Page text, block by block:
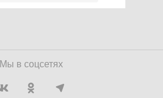
Мы в соцсетях